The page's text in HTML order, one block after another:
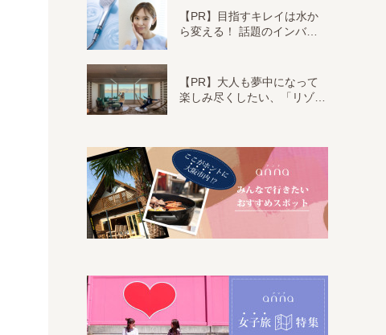
【PR】目指すキレイは水か
ら変える！ 話題のインバ…
【PR】大人も夢中になって
楽しみ尽くしたい、「リゾ…